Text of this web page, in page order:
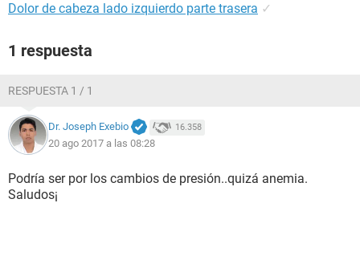
Dolor de cabeza lado izquierdo parte trasera ✓
1 respuesta
RESPUESTA 1 / 1
Dr. Joseph Exebio 16.358
20 ago 2017 a las 08:28
Podría ser por los cambios de presión..quizá anemia.
Saludos¡